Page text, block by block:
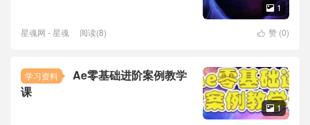
 1
 赞 (0)
星魂网 - 星魂 阅读(8)
学习资料
Ae零基础进阶案例教学
课
 1